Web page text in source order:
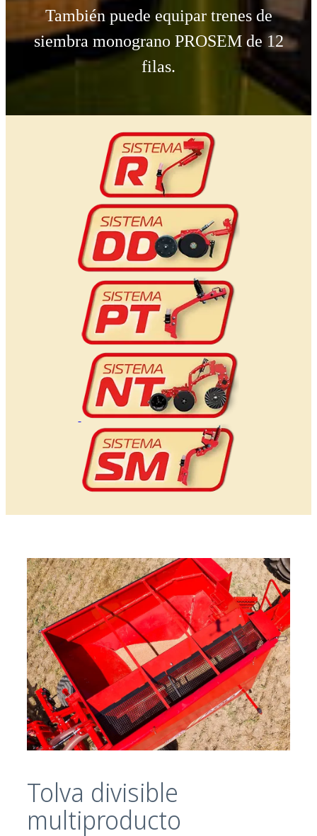
También puede equipar trenes de
siembra monograno PROSEM de 12
filas.
Tolva divisible
multiproducto